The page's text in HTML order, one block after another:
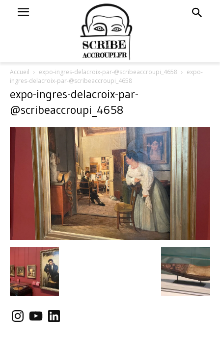
Accueil expo-ingres-delacroix-par-@scribeaccroupi_4658
expo-
ingres-delacroix-par-@scribeaccroupi_4658
expo-ingres-delacroix-par-
@scribeaccroupi_4658
Instagram
YouTubeLinkedIn